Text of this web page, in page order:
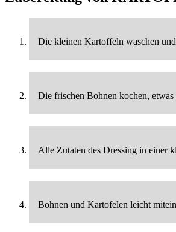
Die kleinen Kartoffeln waschen
Die frischen Bohnen kochen,
Alle Zutaten des Dressing in einer
Bohnen und Kartofelen leicht